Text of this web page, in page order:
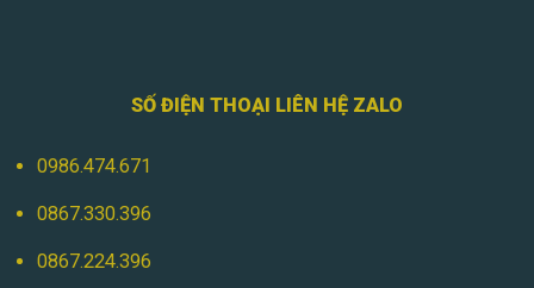
SỐ ĐIỆN THOẠI LIÊN HỆ ZALO
0986.474.671
0867.330.396
0867.224.396